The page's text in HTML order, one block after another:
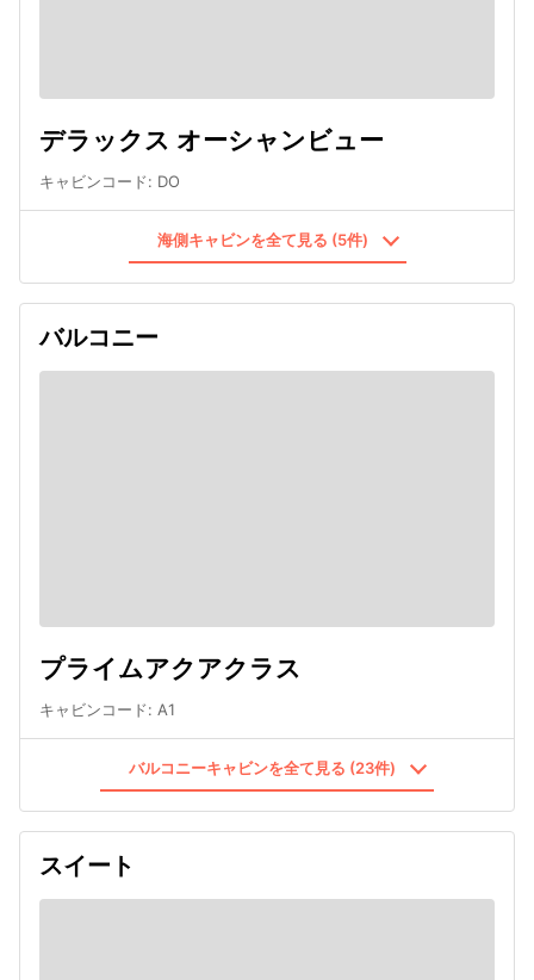
デラックス オーシャンビュー
キャビンコード: DO
海側キャビンを全て見る (5件)
バルコニー
プライムアクアクラス
キャビンコード: A1
バルコニーキャビンを全て見る (23件)
スイート